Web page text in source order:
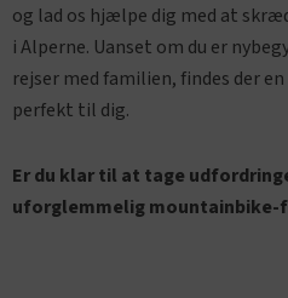
og lad os hjælpe dig med at
i Alperne. Uanset om du er
rejser med familien, findes der
perfekt til dig.
Er du klar til at tage
uforglemmelig mountainbike-